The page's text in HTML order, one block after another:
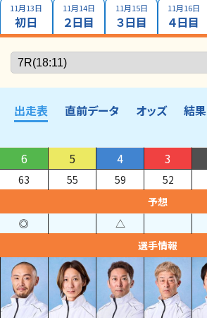
11月13日
初日
11月14日
２日目
11月15日
３日目
11月16日
４日目
出走表 直前データ オッズ 結果
3
4
5
6
52
59
55
63
予想
△
◎
選手情報